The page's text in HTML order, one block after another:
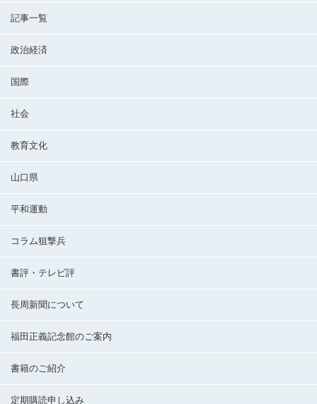
記事一覧
政治経済
国際
社会
教育文化
山口県
平和運動
コラム狙撃兵
書評・テレビ評
長周新聞について
福田正義記念館のご案内
書籍のご紹介
定期購読申し込み